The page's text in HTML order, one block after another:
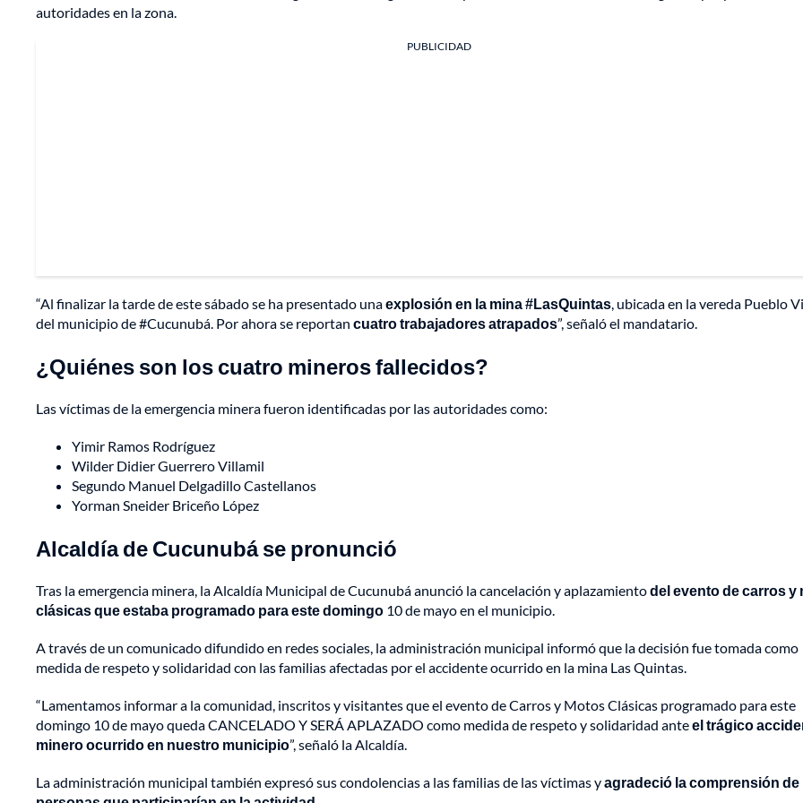
autoridades en la zona.
PUBLICIDAD
“Al finalizar la tarde de este sábado se ha presentado unaexplosión en la mina #LasQuintas, ubicada en la vereda Pueblo
del municipio de #Cucunubá. Por ahora se reportan cuatro trabajadores atrapados”, señaló el mandatario.
¿Quiénes son los cuatro mineros fallecidos?
Las víctimas de la emergencia minera fueron identificadas por las autoridades como:
Yimir Ramos Rodríguez
Wilder Didier Guerrero Villamil
Segundo Manuel Delgadillo Castellanos
Yorman Sneider Briceño López
Alcaldía de Cucunubá se pronunció
Tras la emergencia minera, la Alcaldía Municipal de Cucunubá anunció la cancelación y aplazamientodel evento de carros y
clásicas que estaba programado para este domingo 10 de mayo en el municipio.
A través de un comunicado difundido en redes sociales, la administración municipal informó que la decisión fue tomada como
medida de respeto y solidaridad con las familias afectadas por el accidente ocurrido en la mina Las Quintas.
“Lamentamos informar a la comunidad, inscritos y visitantes que el evento de Carros y Motos Clásicas programado para este
domingo 10 de mayo queda CANCELADO Y SERÁ APLAZADO como medida de respeto y solidaridad anteel trágico
minero ocurrido en nuestro municipio”, señaló la Alcaldía.
La administración municipal también expresó sus condolencias a las familias de las víctimas yagradeció la comprensión de